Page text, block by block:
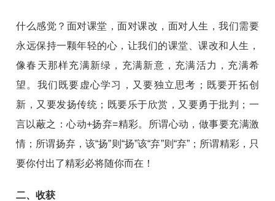
什么感觉？面对课堂，面对课改，面对人生，我们需要
永远保持一颗年轻的心，让我们的课堂、课改和人生，
像春天那样充满新绿，充满新意，充满活力，充满希
望。我们既要虚心学习，又要独立思考；既要开拓创
新，又要发扬传统；既要乐于欣赏，又要勇于批判；一
言以蔽之：心动+扬弃=精彩。所谓心动，做事要充满激
情；所谓扬弃，该“扬”则“扬”该“弃”则“弃”；所谓精彩，只
要你付出了精彩必将随你而在！
二、收获